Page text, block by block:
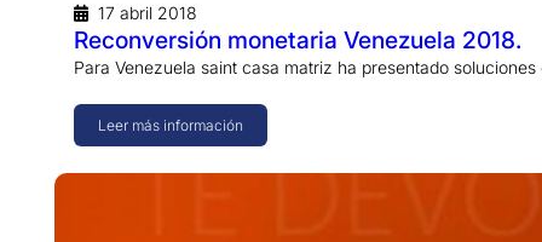
17 abril 2018
Reconversión monetaria Venezuela 2018.
Para Venezuela saint casa matriz ha presentado
Leer más información